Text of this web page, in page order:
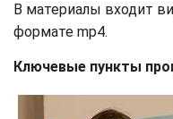
В материалы входит
формате mp4.
Ключевые пункты